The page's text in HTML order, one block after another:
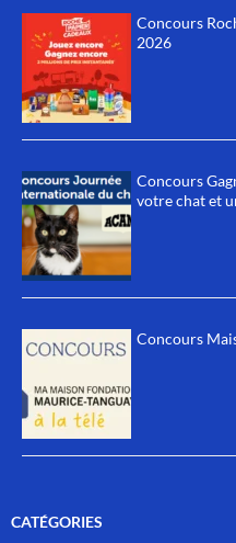
Concours
2026
Concours
votre chat et
Concours
CATÉGORIES